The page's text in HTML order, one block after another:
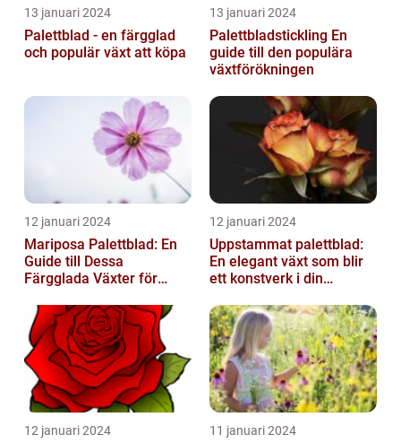
13 januari 2024
Palettblad - en färgglad
och populär växt att köpa
13 januari 2024
Palettbladstickling En
guide till den populära
växtförökningen
12 januari 2024
Mariposa Palettblad: En
Guide till Dessa
Färgglada Växter för
12 januari 2024
Uppstammat palettblad:
En elegant växt som blir
ett konstverk i din
12 januari 2024 11 januari 2024